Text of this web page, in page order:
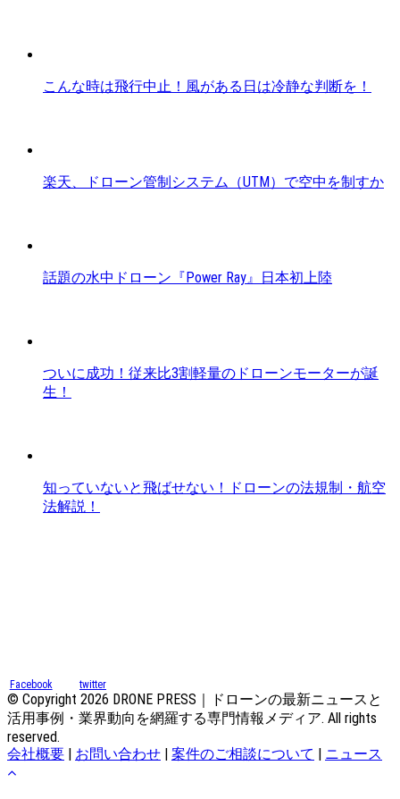
こんな時は飛行中止！風がある日は冷静な判断を！
楽天、ドローン管制システム（UTM）で空中を制すか
話題の水中ドローン『Power Ray』日本初上陸
ついに成功！従来比3割軽量のドローンモーターが誕
生！
知っていないと飛ばせない！ドローンの法規制・航空
法解説！
Facebook twitter
© Copyright 2026 DRONE PRESS｜ドローンの最新ニュースと
活用事例・業界動向を網羅する専門情報メディア. All rights
reserved.
会社概要 | お問い合わせ | 案件のご相談について | ニュース